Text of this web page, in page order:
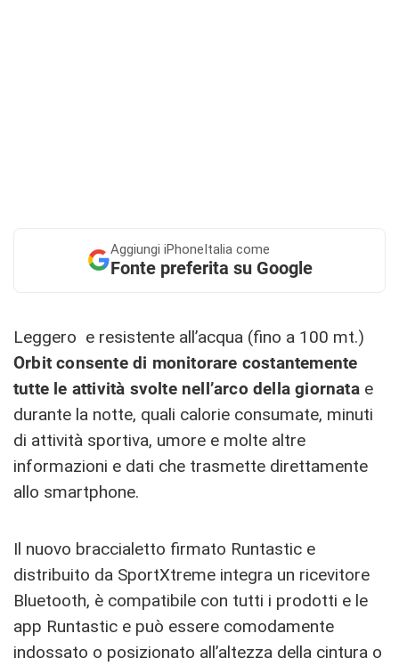
Aggiungi iPhoneItalia come
Fonte preferita su Google
Leggero e resistente all’acqua (fino a 100 mt.)
Orbit consente di monitorare costantemente
tutte le attività svolte nell’arco della giornatae
durante la notte, quali calorie consumate, minuti
di attività sportiva, umore e molte altre
informazioni e dati che trasmette direttamente
allo smartphone.
Il nuovo braccialetto firmato Runtastic e
distribuito da SportXtreme integra un ricevitore
Bluetooth, è compatibile con tutti i prodotti e le
app Runtastic e può essere comodamente
indossato o posizionato all’altezza della cintura o